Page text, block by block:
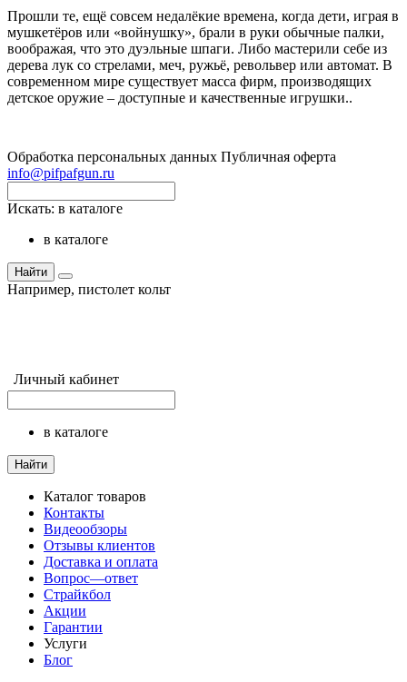
Прошли те, ещё совсем недалёкие времена, когда дети, играя в
мушкетёров или «войнушку», брали в руки обычные палки,
воображая, что это дуэльные шпаги. Либо мастерили себе из
дерева лук со стрелами, меч, ружьё, револьвер или автомат. В
современном мире существует масса фирм, производящих
детское оружие – доступные и качественные игрушки..
Обработка персональных данных Публичная оферта
info@pifpafgun.ru
Искать: в каталоге
в каталоге
Найти
Например, пистолет кольт
Личный кабинет
в каталоге
Найти
Каталог товаров
Контакты
Видеообзоры
Отзывы клиентов
Доставка и оплата
Вопрос—ответ
Страйкбол
Акции
Гарантии
Услуги
Блог